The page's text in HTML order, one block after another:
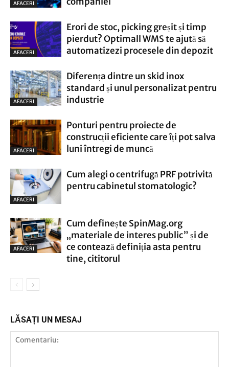
AFACERI
AFACERI
Erori de stoc, picking greșit și timp
pierdut? Optimall WMS te ajută să
automatizezi procesele din depozit
AFACERI
Diferența dintre un skid inox
standard și unul personalizat pentru
industrie
AFACERI
Ponturi pentru proiecte de
construcții eficiente care îți pot salva
luni întregi de muncă
AFACERI
Cum alegi o centrifugă PRF potrivită
pentru cabinetul stomatologic?
AFACERI
Cum definește SpinMag.org
„materiale de interes public” și de
ce contează definiția asta pentru
tine, cititorul
LĂSAȚI UN MESAJ